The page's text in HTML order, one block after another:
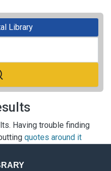
Library
Having trouble finding
quotes around it